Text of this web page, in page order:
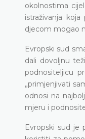
okolnostima
istraživanja
djecom mogao
Evropski sud
dali dovoljnu
podnositeljicu
„primjenjivati
odnosi na
mjeru i
Evropski sud je